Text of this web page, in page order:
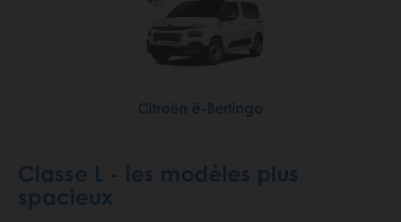
Citroën ë-Berlingo
Classe L - les modèles plus
spacieux